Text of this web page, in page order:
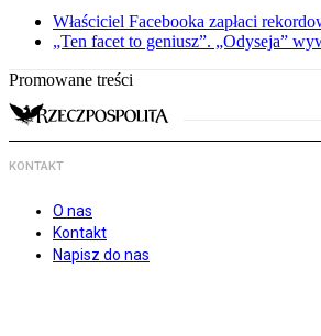
Właściciel Facebooka zapłaci
„Ten facet to geniusz”. „Odyseja”
Promowane treści
KONTAKT
O nas
Kontakt
Napisz do nas